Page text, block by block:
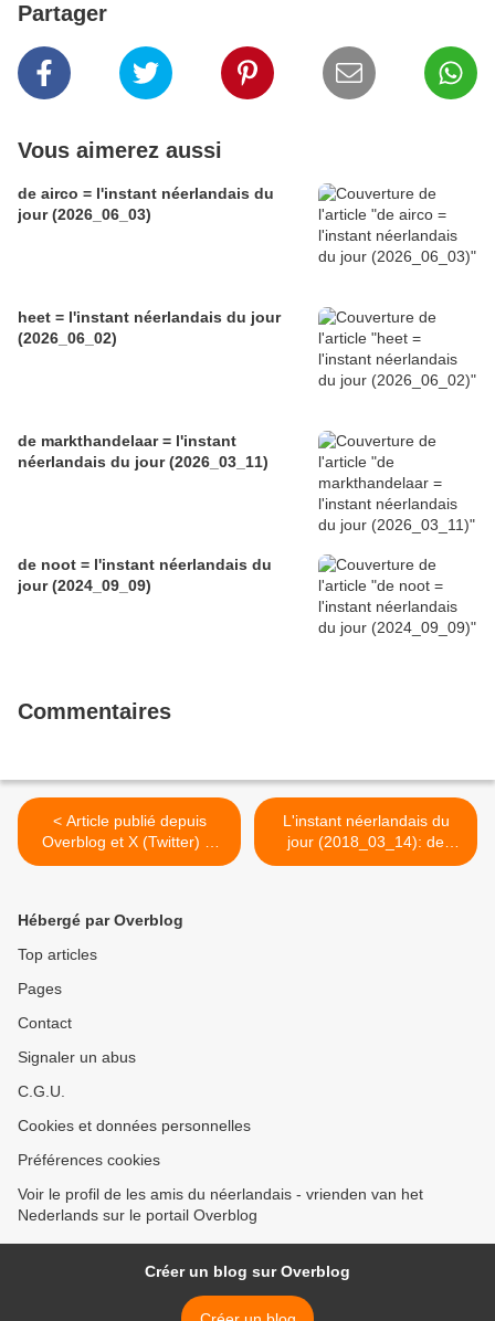
Partager
Vous aimerez aussi
de airco = l'instant néerlandais du
jour (2026_06_03)
heet = l'instant néerlandais du jour
(2026_06_02)
de markthandelaar = l'instant
néerlandais du jour (2026_03_11)
de noot = l'instant néerlandais du
jour (2024_09_09)
Commentaires
< Article publié depuis
Overblog et X (Twitter) et
LK
L'instant néerlandais du
jour (2018_03_14): de
aardappel >
Hébergé par Overblog
Top articles
Pages
Contact
Signaler un abus
C.G.U.
Cookies et données personnelles
Préférences cookies
Voir le profil de les amis du néerlandais - vrienden van het
Nederlands sur le portail Overblog
Créer un blog sur Overblog